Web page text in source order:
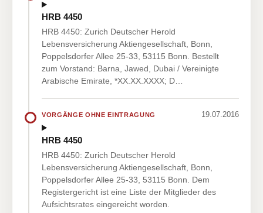
HRB 4450
HRB 4450: Zurich Deutscher Herold
Lebensversicherung Aktiengesellschaft, Bonn,
Poppelsdorfer Allee 25-33, 53115 Bonn. Bestellt
zum Vorstand: Barna, Jawed, Dubai / Vereinigte
Arabische Emirate, *XX.XX.XXXX; D…
VORGÄNGE OHNE EINTRAGUNG 19.07.2016
HRB 4450
HRB 4450: Zurich Deutscher Herold
Lebensversicherung Aktiengesellschaft, Bonn,
Poppelsdorfer Allee 25-33, 53115 Bonn. Dem
Registergericht ist eine Liste der Mitglieder des
Aufsichtsrates eingereicht worden.